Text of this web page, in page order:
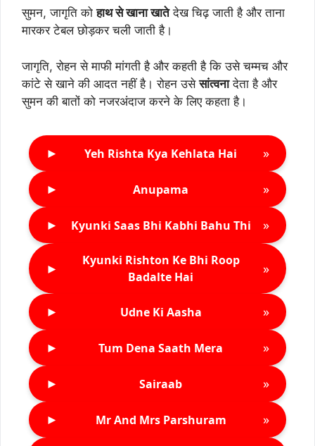
सुमन, जागृति कोहाथ से खाना खातेदेख चिढ़ जाती है और ताना
मारकर टेबल छोड़कर चली जाती है।
जागृति, रोहन से माफी मांगती है और कहती है कि उसे चम्मच और
कांटे से खाने की आदत नहीं है। रोहन उसेसांत्वनादेता है और
सुमन की बातों को नजरअंदाज करने के लिए कहता है।
► Yeh Rishta Kya Kehlata Hai »
► Anupama »
► Kyunki Saas Bhi Kabhi Bahu Thi »
►
Kyunki Rishton Ke Bhi Roop
Badalte Hai
»
► Udne Ki Aasha »
► Tum Dena Saath Mera »
► Sairaab »
► Mr And Mrs Parshuram »